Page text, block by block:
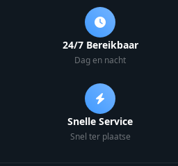
24/7 Bereikbaar
Dag en nacht
Snelle Service
Snel ter plaatse